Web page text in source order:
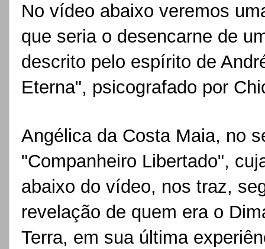
No vídeo abaixo veremos
que seria o desencarne de
descrito pelo espírito de
Eterna", psicografado por
Angélica da Costa Maia, no
"Companheiro Libertado",
abaixo do vídeo, nos traz,
revelação de quem era o
Terra, em sua última